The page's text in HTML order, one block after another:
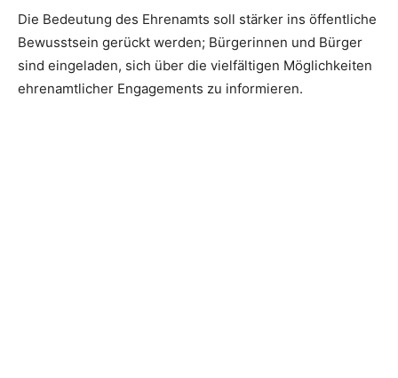
Die Bedeutung des Ehrenamts soll stärker ins öffentliche
Bewusstsein gerückt werden; Bürgerinnen und Bürger
sind eingeladen, sich über die vielfältigen Möglichkeiten
ehrenamtlicher Engagements zu informieren.